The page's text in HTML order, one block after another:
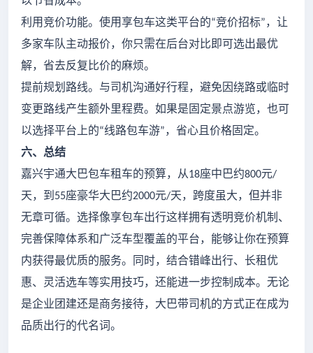
利用竞价功能。使用享包车这类平台的“竞价招标”，让
多家车队主动报价，你只需在后台对比即可选出最优
解，省去反复比价的麻烦。
提前规划路线。与司机沟通好行程，避免因绕路或临时
变更路线产生额外里程费。如果是固定景点游览，也可
以选择平台上的“线路包车游”，省心且价格固定。
六、总结
嘉兴宇通大巴包车租车的预算，从18座中巴约800元/
天，到 55座豪华大巴约2000元/天，跨度虽大，但并非
无章可循。选择像享包车出行这样拥有透明竞价机制、
完善保障体系和广泛车型覆盖的平台，能够让你在预算
内获得最优质的服务。同时，结合错峰出行、长租优
惠、灵活选车等实用技巧，还能进一步控制成本。无论
是企业团建还是商务接待，大巴带司机的方式正在成为
品质出行的代名词。